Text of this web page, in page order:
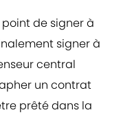
de signer à
signer à
central
un contrat
prêté dans la